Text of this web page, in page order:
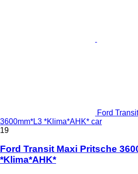
Ford
3600mm*L3 *Klima*AHK* car
19
Ford Transit Maxi Pritsche
*Klima*AHK*